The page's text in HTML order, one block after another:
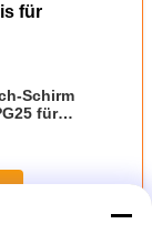
für
Schirm
für